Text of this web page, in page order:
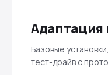
Адаптация
Базовые
тест-драйв с